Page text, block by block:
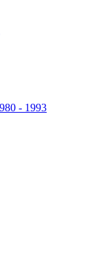
- 1993